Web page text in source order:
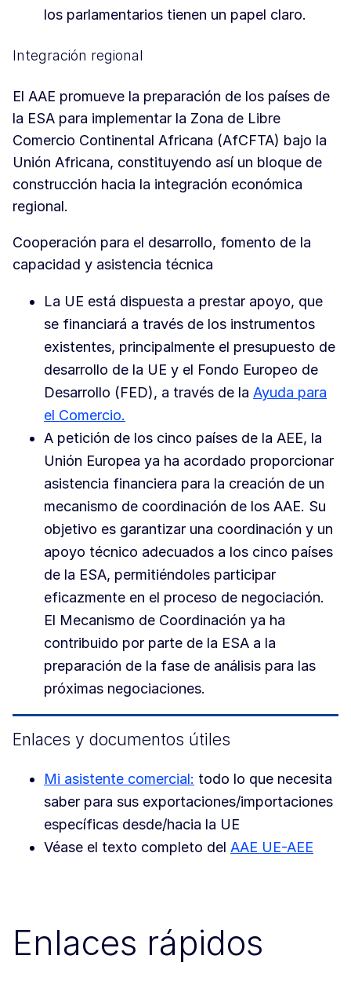
los parlamentarios tienen un papel claro.
Integración regional
El AAE promueve la preparación de los países de
la ESA para implementar la Zona de Libre
Comercio Continental Africana (AfCFTA) bajo la
Unión Africana, constituyendo así un bloque de
construcción hacia la integración económica
regional.
Cooperación para el desarrollo, fomento de la
capacidad y asistencia técnica
La UE está dispuesta a prestar apoyo, que
se financiará a través de los instrumentos
existentes, principalmente el presupuesto de
desarrollo de la UE y el Fondo Europeo de
Desarrollo (FED), a través de la Ayuda para
el Comercio.
A petición de los cinco países de la AEE, la
Unión Europea ya ha acordado proporcionar
asistencia financiera para la creación de un
mecanismo de coordinación de los AAE. Su
objetivo es garantizar una coordinación y un
apoyo técnico adecuados a los cinco países
de la ESA, permitiéndoles participar
eficazmente en el proceso de negociación.
El Mecanismo de Coordinación ya ha
contribuido por parte de la ESA a la
preparación de la fase de análisis para las
próximas negociaciones.
Enlaces y documentos útiles
Mi asistente comercial: todo lo que necesita
saber para sus exportaciones/importaciones
específicas desde/hacia la UE
Véase el texto completo del AAE UE-AEE
Enlaces rápidos